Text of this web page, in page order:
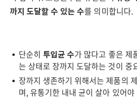
까지 도달할 수 있는 수를 의미합니다.
단순히 투입균 수가 많다고 좋은 제
는 상태로 장까지 도달하는 것이 중
장까지 생존하기 위해서는 제품의
며, 유통기한 내내 균이 살아 있어야